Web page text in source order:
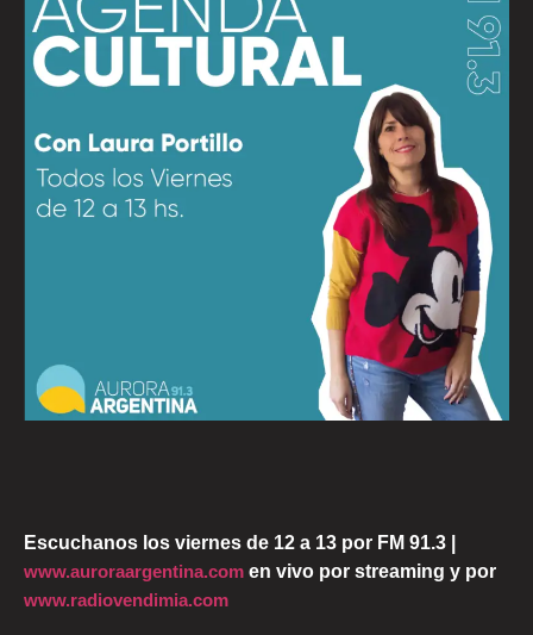
Escuchanos los viernes de 12 a 13 por FM 91.3 |
www.auroraargentina.com en vivo por streaming y por
www.radiovendimia.com